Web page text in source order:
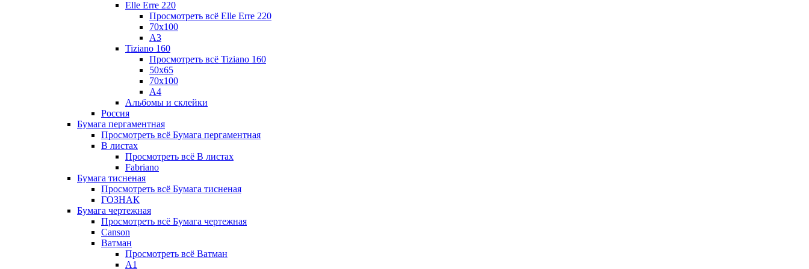
Elle Erre 220
Просмотреть всё Elle Erre 220
70х100
А3
Tiziano 160
Просмотреть всё Tiziano 160
50х65
70х100
А4
Альбомы и склейки
Россия
Бумага пергаментная
Просмотреть всё Бумага пергаментная
В листах
Просмотреть всё В листах
Fabriano
Бумага тисненая
Просмотреть всё Бумага тисненая
ГОЗНАК
Бумага чертежная
Просмотреть всё Бумага чертежная
Canson
Ватман
Просмотреть всё Ватман
А1